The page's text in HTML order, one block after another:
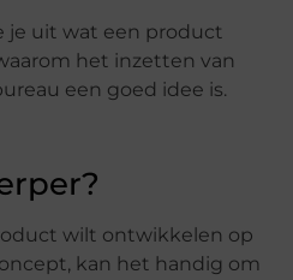
je uit wat een product
het inzetten van
een goed idee is.
wilt ontwikkelen op
kan het handig om